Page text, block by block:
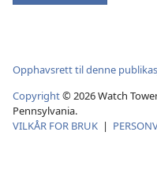
Opphavsrett til denne
Copyright© 2026Watch
Pennsylvania.
VILKÅR FOR BRUK |